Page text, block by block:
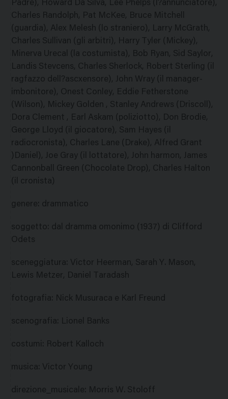
Padre), Howard Da Silva, Lee Phelps (l?annunciatore),
Charles Randolph, Pat McKee, Bruce Mitchell
(guardia), Alex Melesh (lo straniero), Larry McGrath,
Charles Sullivan (gli arbitri), Harry Tyler (Mickey),
Minerva Urecal (la costumista), Bob Ryan, Sid Saylor,
Landis Stevcens, Charles Sherlock, Robert Sterling (il
ragfazzo dell?ascxensore), John Wray (il manager-
imbonitore), Onest Conley, Eddie Fetherstone
(Wilson), Mickey Golden , Stanley Andrews (Driscoll),
Dora Clement , Earl Askam (poliziotto), Don Brodie,
George Lloyd (il giocatore), Sam Hayes (il
radiocronista), Charles Lane (Drake), Alfred Grant
)Daniel), Joe Gray (il lottatore), John harmon, James
Cannonball Green (Chocolate Drop), Charles Halton
(il cronista)
genere: drammatico
soggetto: dal dramma omonimo (1937) di Clifford
Odets
sceneggiatura: Victor Heerman, Sarah Y. Mason,
Lewis Metzer, Daniel Taradash
fotografia: Nick Musuraca e Karl Freund
scenografia: Lionel Banks
costumi: Robert Kalloch
musica: Victor Young
direzione_musicale: Morris W. Stoloff